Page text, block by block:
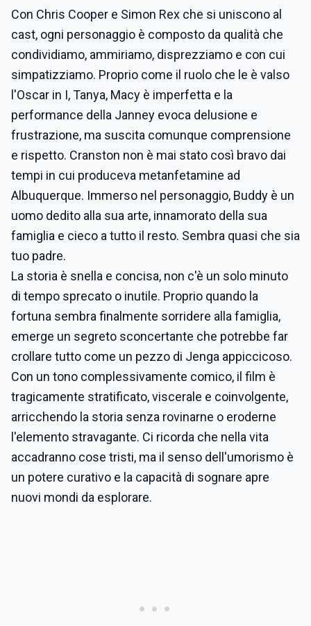
Con Chris Cooper e Simon Rex che si uniscono al
cast, ogni personaggio è composto da qualità che
condividiamo, ammiriamo, disprezziamo e con cui
simpatizziamo. Proprio come il ruolo che le è valso
l'Oscar in I, Tanya, Macy è imperfetta e la
performance della Janney evoca delusione e
frustrazione, ma suscita comunque comprensione
e rispetto. Cranston non è mai stato così bravo dai
tempi in cui produceva metanfetamine ad
Albuquerque. Immerso nel personaggio, Buddy è un
uomo dedito alla sua arte, innamorato della sua
famiglia e cieco a tutto il resto. Sembra quasi che sia
tuo padre.
La storia è snella e concisa, non c'è un solo minuto
di tempo sprecato o inutile. Proprio quando la
fortuna sembra finalmente sorridere alla famiglia,
emerge un segreto sconcertante che potrebbe far
crollare tutto come un pezzo di Jenga appiccicoso.
Con un tono complessivamente comico, il film è
tragicamente stratificato, viscerale e coinvolgente,
arricchendo la storia senza rovinarne o eroderne
l'elemento stravagante. Ci ricorda che nella vita
accadranno cose tristi, ma il senso dell'umorismo è
un potere curativo e la capacità di sognare apre
nuovi mondi da esplorare.